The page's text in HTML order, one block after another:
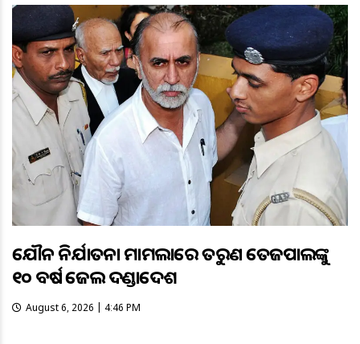
ଯୌନ ନିର୍ଯାତନା ମାମଲାରେ ତରୁଣ ତେଜପାଲଙ୍କୁ
୧୦ ବର୍ଷ ଜେଲ ଦଣ୍ଡାଦେଶ
August 6, 2026 | 4:46 PM